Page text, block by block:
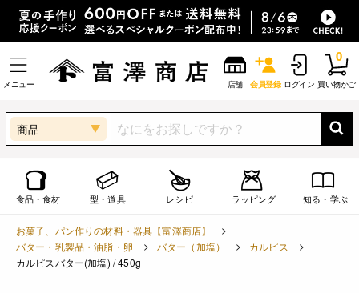
メニュー 店舗 会員登録 ログイン 買い物かご
0
商品
食品・食材 型・道具 レシピ ラッピング 知る・学ぶ
お菓子、パン作りの材料・器具【富澤商店】
バター・乳製品・油脂・卵
バター（加塩）
カルピス
カルピスバター(加塩) / 450g